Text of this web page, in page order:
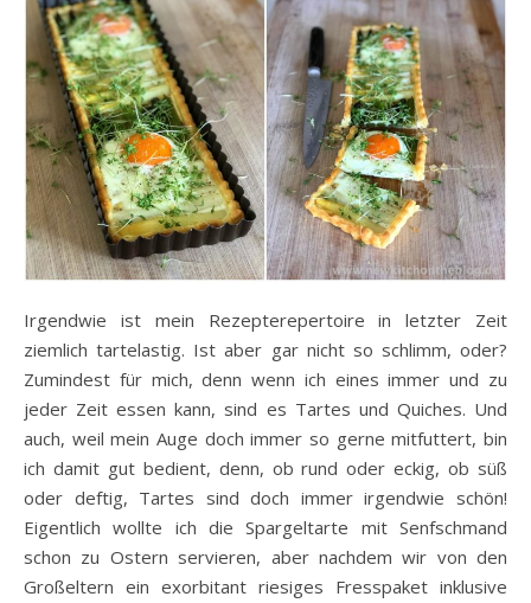
Irgendwie ist mein Rezepterepertoire in letzter Zeit
ziemlich tartelastig. Ist aber gar nicht so schlimm, oder?
Zumindest für mich, denn wenn ich eines immer und zu
jeder Zeit essen kann, sind es Tartes und Quiches. Und
auch, weil mein Auge doch immer so gerne mitfuttert, bin
ich damit gut bedient, denn, ob rund oder eckig, ob süß
oder deftig, Tartes sind doch immer irgendwie schön!
Eigentlich wollte ich die Spargeltarte mit Senfschmand
schon zu Ostern servieren, aber nachdem wir von den
Großeltern ein exorbitant riesiges Fresspaket inklusive